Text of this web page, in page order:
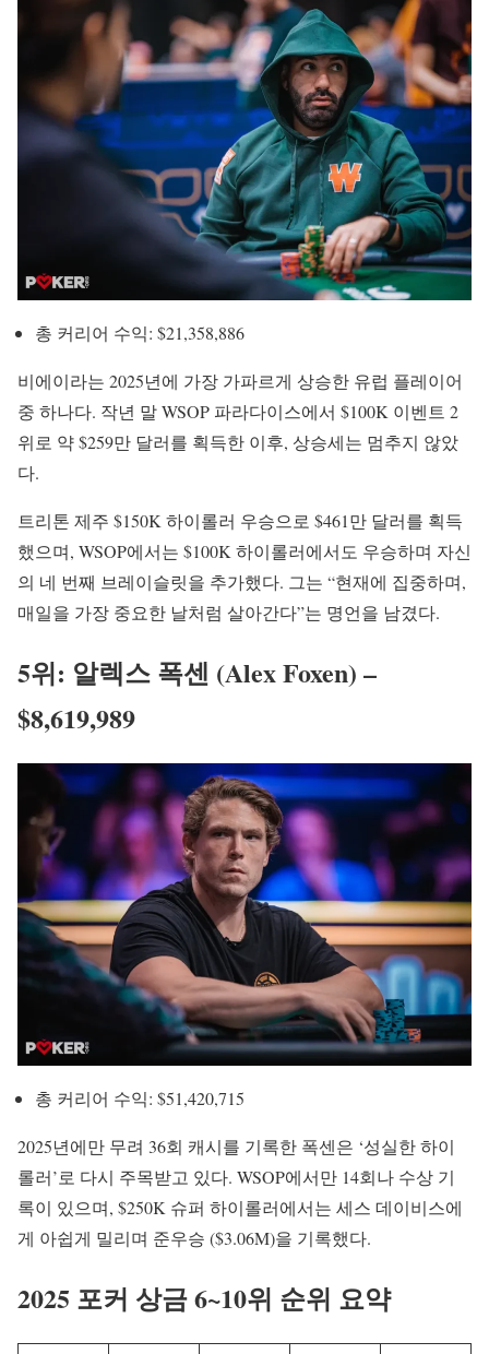
총 커리어 수익: $21,358,886
비에이라는 2025년에 가장 가파르게 상승한 유럽 플레이어
중 하나다. 작년 말 WSOP 파라다이스에서 $100K 이벤트 2
위로 약 $259만 달러를 획득한 이후, 상승세는 멈추지 않았
다.
트리톤 제주 $150K 하이롤러 우승으로 $461만 달러를 획득
했으며, WSOP에서는 $100K 하이롤러에서도 우승하며 자신
의 네 번째 브레이슬릿을 추가했다. 그는 “현재에 집중하며,
매일을 가장 중요한 날처럼 살아간다”는 명언을 남겼다.
5위: 알렉스 폭센 (Alex Foxen) –
$8,619,989
총 커리어 수익: $51,420,715
2025년에만 무려 36회 캐시를 기록한 폭센은 ‘성실한 하이
롤러’로 다시 주목받고 있다. WSOP에서만 14회나 수상 기
록이 있으며, $250K 슈퍼 하이롤러에서는 세스 데이비스에
게 아쉽게 밀리며 준우승 ($3.06M)을 기록했다.
2025 포커 상금 6~10위 순위 요약